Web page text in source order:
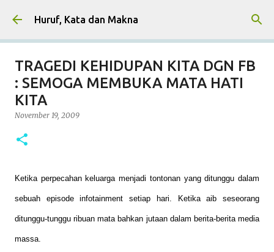
Skip to main content
Huruf, Kata dan Makna
TRAGEDI KEHIDUPAN KITA DGN FB
: SEMOGA MEMBUKA MATA HATI
KITA
November 19, 2009
Ketika perpecahan keluarga menjadi tontonan yang ditunggu dalam
sebuah episode infotainment setiap hari. Ketika aib seseorang
ditunggu-tunggu ribuan mata bahkan jutaan dalam berita-berita media
massa.